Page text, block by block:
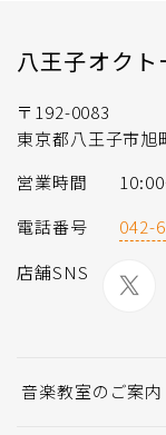
八王子オクト
〒192-0083
東京都八王子市旭
営業時間
電話番号
042-
店舗SNS
音楽教室のご案内